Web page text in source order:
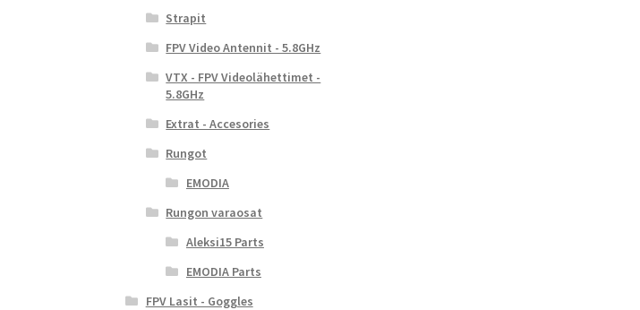
Strapit
FPV Video Antennit - 5.8GHz
VTX - FPV Videolähettimet -
5.8GHz
Extrat - Accesories
Rungot
EMODIA
Rungon varaosat
Aleksi15 Parts
EMODIA Parts
FPV Lasit - Goggles